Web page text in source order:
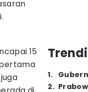
15
1.
2.